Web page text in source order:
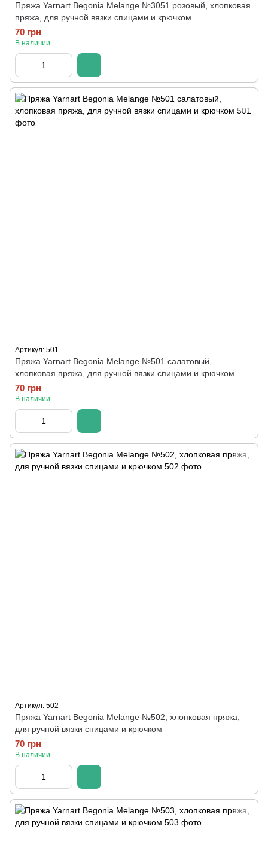
Пряжа Yarnart Begonia Melange №3051 розовый, хлопковая
пряжа, для ручной вязки спицами и крючком
70 грн
В наличии
Артикул: 501
Пряжа Yarnart Begonia Melange №501 салатовый,
хлопковая пряжа, для ручной вязки спицами и крючком
70 грн
В наличии
Артикул: 502
Пряжа Yarnart Begonia Melange №502, хлопковая пряжа,
для ручной вязки спицами и крючком
70 грн
В наличии